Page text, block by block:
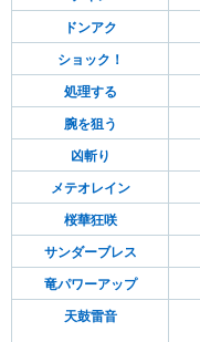
ドンアク
ショック！
処理する
腕を狙う
凶斬り
メテオレイン
桜華狂咲
サンダーブレス
竜パワーアップ
天鼓雷音